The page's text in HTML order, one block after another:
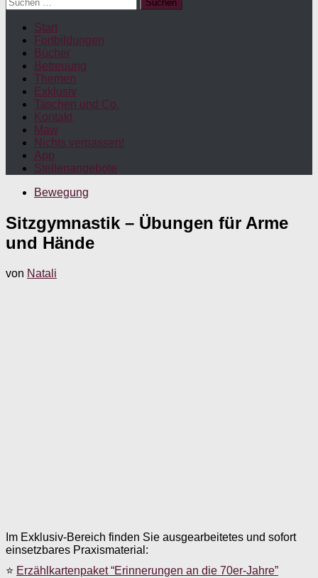
nach:
Start
Fortbildungen
Bücher
Betreuung
Themen
Exklusiv
Taschen und Co.
Kontakt
Maw
Nichts verpassen!
App
Stellenangebote
Bewegung
Sitzgymnastik – Übungen für Arme
und Hände
von Natali
Im Exklusiv-Bereich finden Sie ausgearbeitetes und sofort
einsetzbares Praxismaterial:
⭐ Erzählkartenpaket “Erinnerungen an die 70er-Jahre”